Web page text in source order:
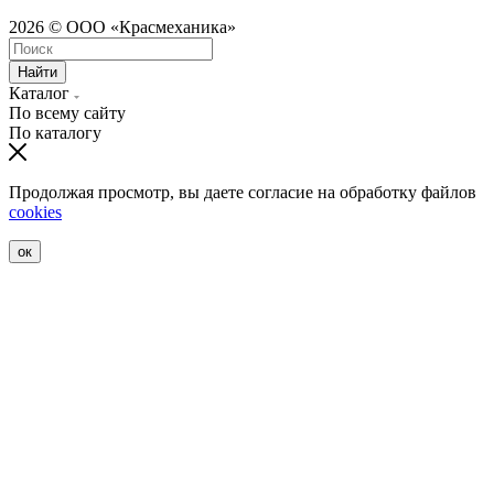
2026 © ООО «Красмеханика»
Найти
Каталог
По всему сайту
По каталогу
Продолжая просмотр, вы даете согласие на обработку файлов
cookies
ок